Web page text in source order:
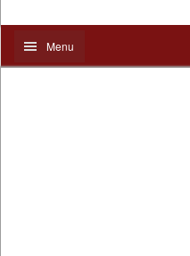
Menu